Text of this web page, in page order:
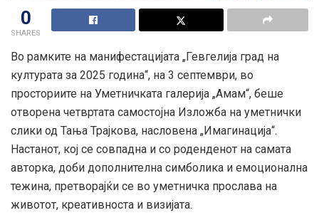
0
SHARES
Во рамките на манифестацијата „Гевгелија град на
културата за 2025 година“, на 3 септември, во
просториите на Уметничката галерија „Амам“, беше
отворена четвртата самостојна Изложба на уметнички
слики од Тања Трајкова, насловена „Имагинација“.
Настанот, кој се совпадна и со роденденот на самата
авторка, доби дополнителна симболика и емоционална
тежина, претворајќи се во уметничка прослава на
животот, креативноста и визијата.